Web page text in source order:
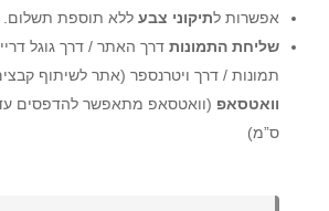
אפשרות לתיקוני צבעללא תוספת תשלום.
שליחת התמונותדרך האתר / דרך גוגל
תמונות / דרך ויטרנספר (אתר לשיתוף
וואטסאפ
ס”מ)